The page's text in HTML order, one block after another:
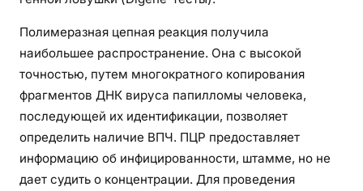
Полимеразная цепная реакция получила
наибольшее распространение. Она с высокой
точностью, путем многократного копирования
фрагментов ДНК вируса папилломы человека,
последующей их идентификации, позволяет
определить наличие ВПЧ. ПЦР предоставляет
информацию об инфицированности, штамме, но не
дает судить о концентрации. Для проведения